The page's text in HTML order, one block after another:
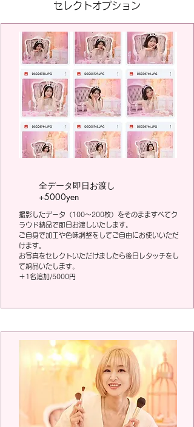
セレクト​オプション
全データ即日お渡し
+5000yen
撮影したデータ（100～200枚）をそのまますべてク
ラウド納品で即日お渡しいたします。
ご自身で加工や色味調整をしてご自由にお使いいただ
けます。
お写真をセレクトいただけましたら後日レタッチをし
て納品いたします。
​＋1名追加/5000円